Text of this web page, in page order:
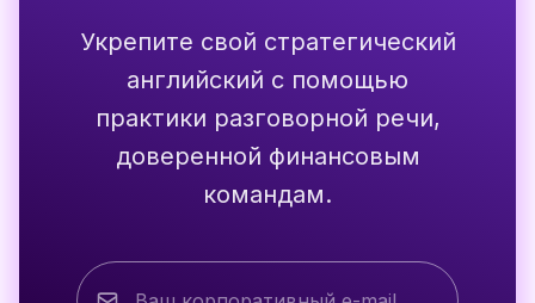
Укрепите свой стратегический
английский с помощью
практики разговорной речи,
доверенной финансовым
командам.